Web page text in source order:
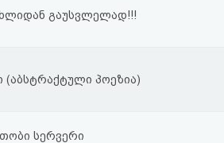
გაუსვლელად!!!
პოეზია)
სერვერი